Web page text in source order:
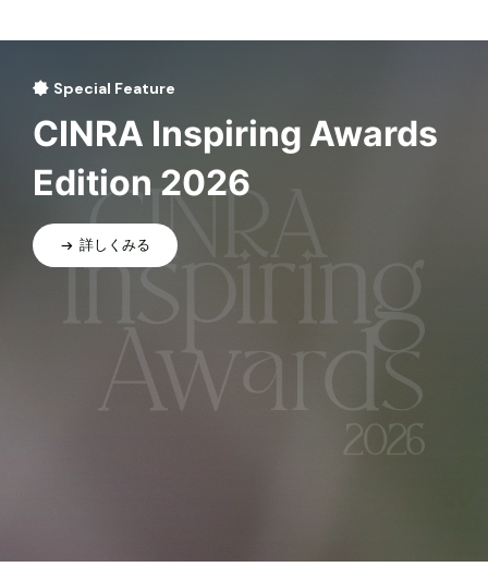
Special Feature
CINRA Inspiring Awards
Edition 2026
詳しくみる